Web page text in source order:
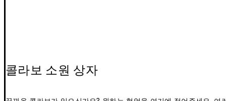
콜라보 소원 상자